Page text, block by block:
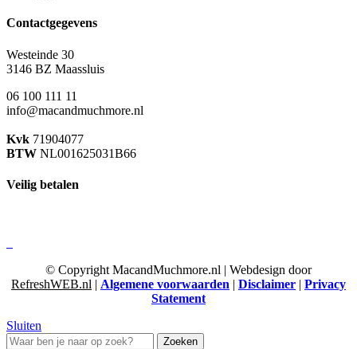
Contactgegevens
Westeinde 30
3146 BZ Maassluis
06 100 111 11
info@macandmuchmore.nl
Kvk 71904077
BTW NL001625031B66
Veilig betalen
© Copyright MacandMuchmore.nl | Webdesign door
RefreshWEB.nl | Algemene voorwaarden | Disclaimer | Privacy
Statement
Sluiten
Zoeken